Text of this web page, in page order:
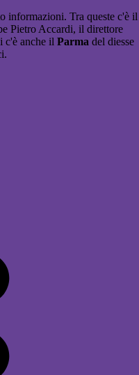
informazioni. Tra queste c'è il
Pietro Accardi, il direttore
c'è anche il Parma del diesse